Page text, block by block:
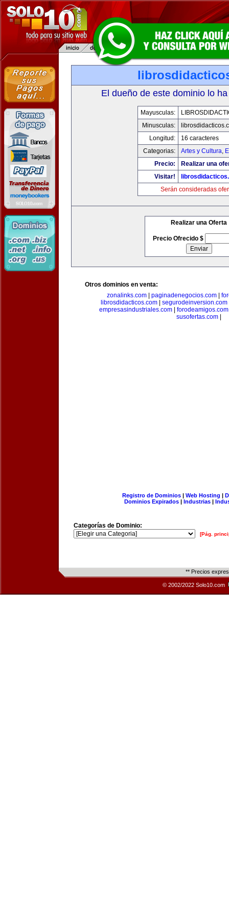
El dueño de este dominio lo
Mayusculas:
Minusculas:
Longitud:
16 caracteres
Categorias:
Artes y Cultura,
Precio:
Realizar una
Visitar!
Serán consideradas
Realizar una Oferta
Precio Ofrecido $
Otros dominios en venta:
zonalinks.com| paginadenegocios.com|
librosdidacticos.com| segurodeinversion.com
empresasindustriales.com| forodeamigos.com
susofertas.com
Registro de Dominios| Web Hosting |
Dominios Expirados | Industrias |
Categorías de Dominio:
[Pág.
** Precios
© 2002/2022 Solo10.com